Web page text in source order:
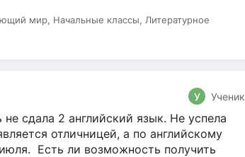
мир, Начальные классы, Литературное
У Ученик
сдала 2 английский язык. Не успела
отличницей, а по английскому
Есть ли возможность получить